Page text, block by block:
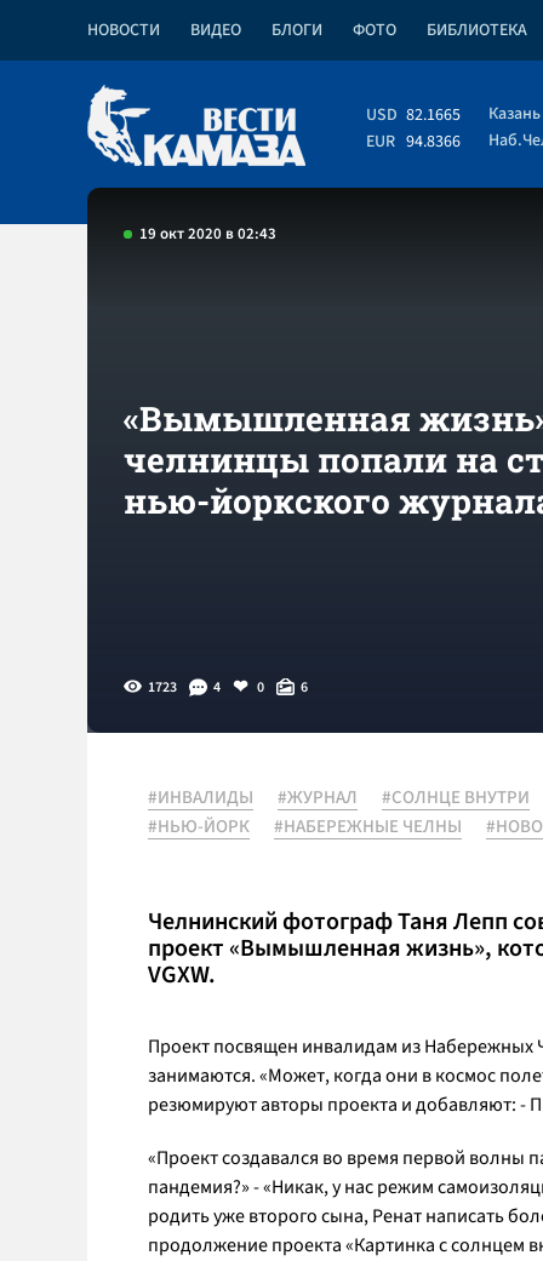
НОВОСТИ ВИДЕО БЛОГИ ФОТО БИБЛИОТЕКА
USD 82.1665
EUR 94.8366
Казань
19 окт 2020 в 02:43
«Вымышленная
челнинцы попали на
нью-йоркского
1723 4 0 6
#ИНВАЛИДЫ #ЖУРНАЛ
#СОЛНЦЕ ВНУТРИ
#НЬЮ-ЙОРК
#НАБЕРЕЖНЫЕ ЧЕЛНЫ
Челнинский фотограф Таня Лепп
проект «Вымышленная жизнь»,
VGXW.
Проект посвящен инвалидам из Набережных
занимаются.«Может, когда они в космос
резюмируют авторы проекта и добавляют:-
«Проект создавался во время первой волны
пандемия?» - «Никак, у нас режим
родить уже второго сына, Ренат написать
продолжение проекта «Картинка с солнцем